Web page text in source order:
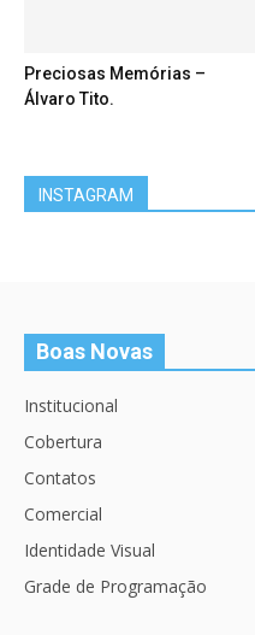
Preciosas Memórias –
Álvaro Tito.
INSTAGRAM
Boas Novas
Institucional
Cobertura
Contatos
Comercial
Identidade Visual
Grade de Programação